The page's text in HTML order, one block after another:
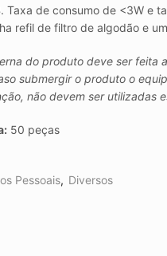
Taxa de consumo de <3W e
refil de filtro de algodão e
do produto deve ser feita
submergir o produto o
não devem ser utilizadas
50 peças
Pessoais, Diversos